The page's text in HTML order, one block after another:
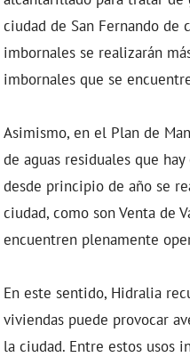
ciudad de San Fernando
imbornales se realizarán
imbornales que se
Asimismo, en el Plan de
de aguas residuales que
desde principio de año se
ciudad, como son Venta de
encuentren plenamente
En este sentido, Hidralia
viviendas puede provocar
la ciudad. Entre estos usos